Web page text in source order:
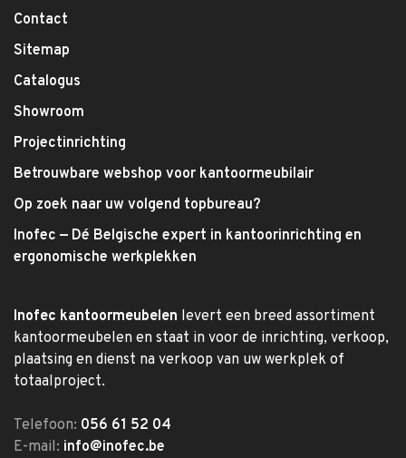
Contact
Sitemap
Catalogus
Showroom
Projectinrichting
Betrouwbare webshop voor kantoormeubilair
Op zoek naar uw volgend topbureau?
Inofec — Dé Belgische expert in kantoorinrichting en
ergonomische werkplekken
Inofec kantoormeubelen levert een breed assortiment
kantoormeubelen en staat in voor de inrichting, verkoop,
plaatsing en dienst na verkoop van uw werkplek of
totaalproject.
Telefoon: 056 61 52 04
E-mail: info@inofec.be